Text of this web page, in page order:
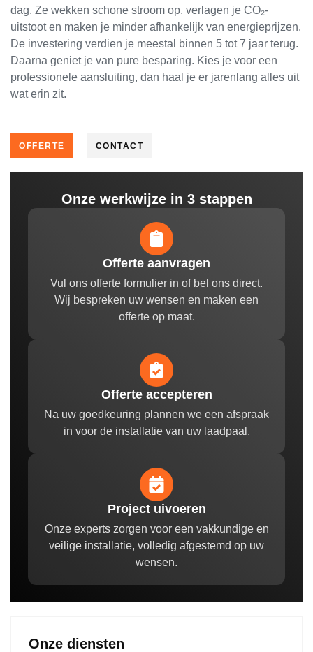
dag. Ze wekken schone stroom op, verlagen je CO₂-
uitstoot en maken je minder afhankelijk van energieprijzen.
De investering verdien je meestal binnen 5 tot 7 jaar terug.
Daarna geniet je van pure besparing. Kies je voor een
professionele aansluiting, dan haal je er jarenlang alles uit
wat erin zit.
OFFERTE CONTACT
Onze werkwijze in 3 stappen
Offerte aanvragen
Vul ons offerte formulier in of bel ons direct.
Wij bespreken uw wensen en maken een
offerte op maat.
Offerte accepteren
Na uw goedkeuring plannen we een afspraak
in voor de installatie van uw laadpaal.
Project uivoeren
Onze experts zorgen voor een vakkundige en
veilige installatie, volledig afgestemd op uw
wensen.
Onze diensten